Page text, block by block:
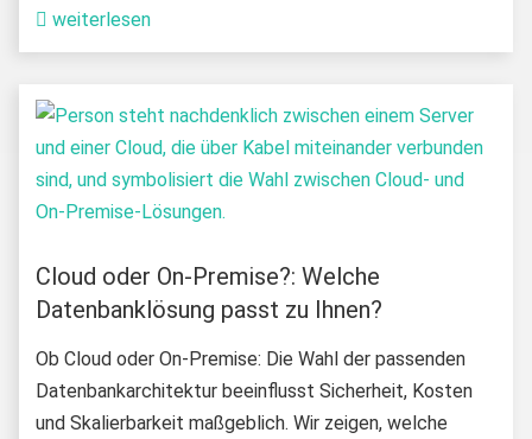
weiterlesen
Cloud oder On-Premise?: Welche
Datenbanklösung passt zu Ihnen?
Ob Cloud oder On-Premise: Die Wahl der passenden
Datenbankarchitektur beeinflusst Sicherheit, Kosten
und Skalierbarkeit maßgeblich. Wir zeigen, welche